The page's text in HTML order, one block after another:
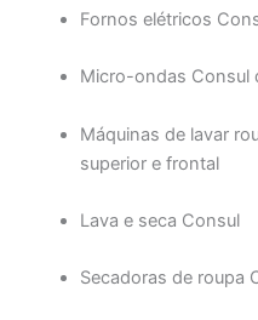
Fornos elétricos
Micro-ondas Consul
Máquinas de lavar
superior e frontal
Lava e seca Consul
Secadoras de roupa